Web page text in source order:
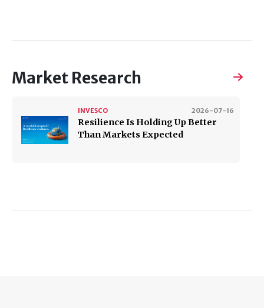
Market Research
2026-07-16
INVESCO
Resilience Is Holding Up Better
Than Markets Expected